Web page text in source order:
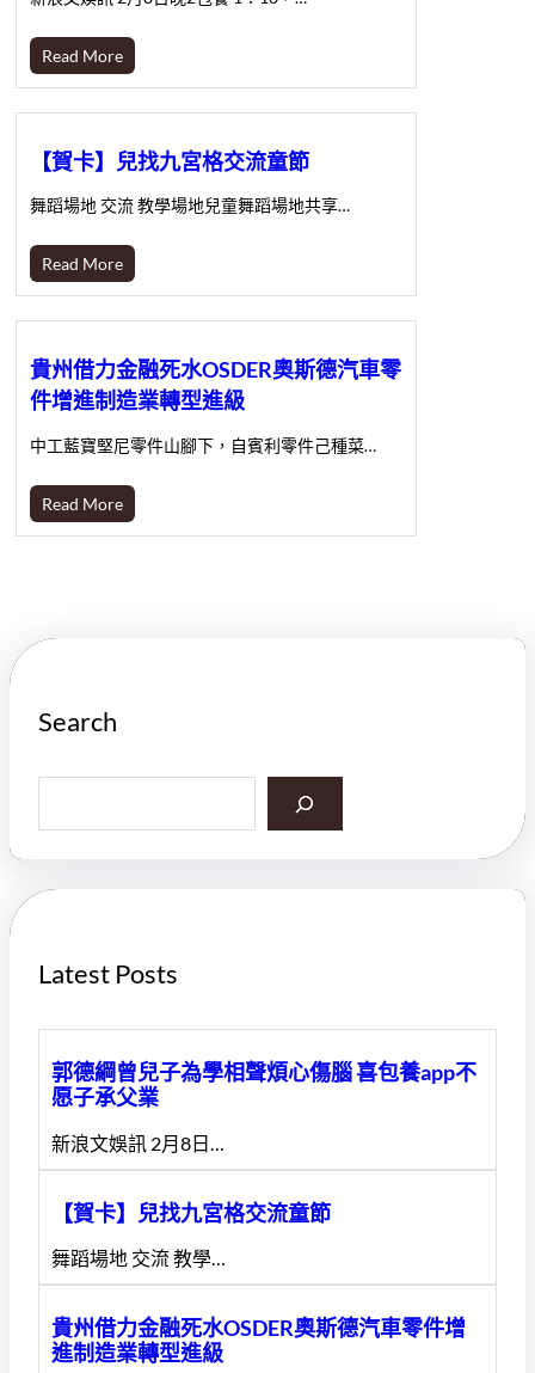
Read More
【賀卡】兒找九宮格交流童節
舞蹈場地 交流 教學場地兒童舞蹈場地共享…
Read More
貴州借力金融死水OSDER奧斯德汽車零
件增進制造業轉型進級
中工藍寶堅尼零件山腳下，自賓利零件己種菜…
Read More
Search
a
h
Latest Posts
郭德綱曾兒子為學相聲煩心傷腦 喜包養app不
愿子承父業
新浪文娛訊 2月8日…
【賀卡】兒找九宮格交流童節
舞蹈場地 交流 教學…
貴州借力金融死水OSDER奧斯德汽車零件增
進制造業轉型進級